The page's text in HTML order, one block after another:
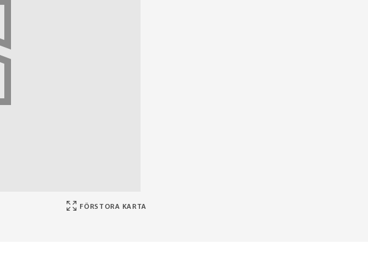
FÖRSTORA KARTA